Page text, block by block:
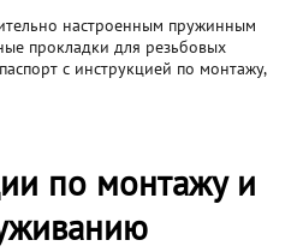
настроенным пружинным
прокладки для резьбовых
с инструкцией по монтажу,
по монтажу и